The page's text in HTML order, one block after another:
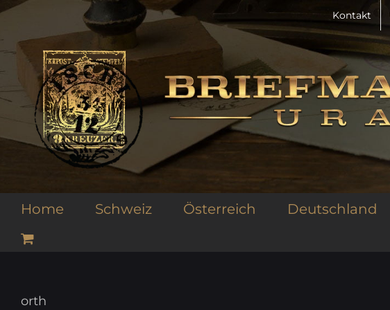
Zum
springen
Kontakt
Home Schweiz Österreich Deutschland
orth